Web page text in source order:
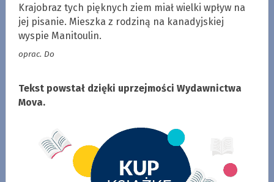
Krajobraz tych pięknych ziem miał wielki wpływ na
jej pisanie. Mieszka z rodziną na kanadyjskiej
wyspie Manitoulin.
oprac. Do
Tekst powstał dzięki uprzejmości Wydawnictwa
Mova.